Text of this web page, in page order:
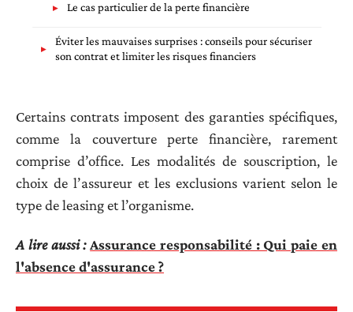
Le cas particulier de la perte financière
Éviter les mauvaises surprises : conseils pour sécuriser
son contrat et limiter les risques financiers
Certains contrats imposent des garanties spécifiques,
comme la couverture perte financière, rarement
comprise d’office. Les modalités de souscription, le
choix de l’assureur et les exclusions varient selon le
type de leasing et l’organisme.
A lire aussi : Assurance responsabilité : Qui paie en
l'absence d'assurance ?